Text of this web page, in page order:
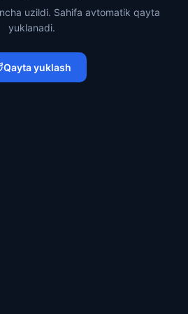
uzildi. Sahifa avtomatik qayta
yuklanadi.
Qayta yuklash